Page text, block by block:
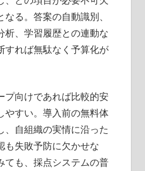
る。答案の自動識別、
析、学習履歴との連動な
すれば無駄なく予算化が
プ向けであれば比較的安
やすい。導入前の無料体
、自組織の実情に沿った
も失敗予防に欠かせな
ても、採点システムの普